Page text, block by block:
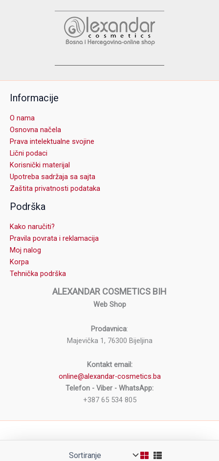
Informacije
O nama
Osnovna načela
Prava intelektualne svojine
Lični podaci
Korisnički materijal
Upotreba sadržaja sa sajta
Zaštita privatnosti podataka
Podrška
Kako naručiti?
Pravila povrata i reklamacija
Moj nalog
Korpa
Tehnička podrška
ALEXANDAR COSMETICS BIH
Web Shop
Prodavnica:
Majevička 1, 76300 Bijeljina
Kontakt email:
online@alexandar-cosmetics.ba
Telefon - Viber - WhatsApp:
+387 65 534 805
Copyright © 2026 Alexandar Cosmetics BiH Web Shop